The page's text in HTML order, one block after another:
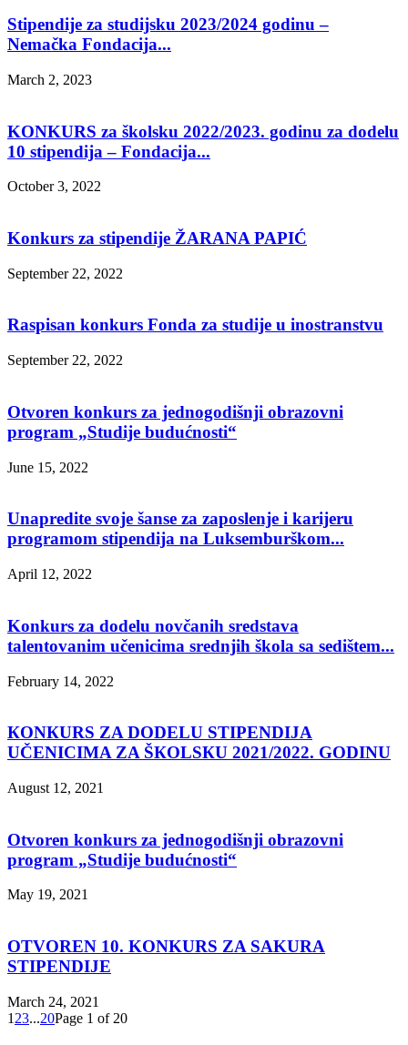
Stipendije za studijsku 2023/2024 godinu –
Nemačka Fondacija...
March 2, 2023
KONKURS za školsku 2022/2023. godinu za dodelu
10 stipendija – Fondacija...
October 3, 2022
Konkurs za stipendije ŽARANA PAPIĆ
September 22, 2022
Raspisan konkurs Fonda za studije u inostranstvu
September 22, 2022
Otvoren konkurs za jednogodišnji obrazovni
program „Studije budućnosti“
June 15, 2022
Unapredite svoje šanse za zaposlenje i karijeru
programom stipendija na Luksemburškom...
April 12, 2022
Konkurs za dodelu novčanih sredstava
talentovanim učenicima srednjih škola sa sedištem...
February 14, 2022
КONКURS ZA DODELU STIPENDIJA
UČENICIMA ZA ŠКOLSКU 2021/2022. GODINU
August 12, 2021
Otvoren konkurs za jednogodišnji obrazovni
program „Studije budućnosti“
May 19, 2021
OTVOREN 10. KONKURS ZA SAKURA
STIPENDIJE
March 24, 2021
1 23...20Page 1 of 20